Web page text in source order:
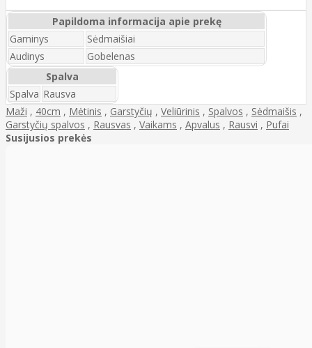
Papildoma informacija apie prekę
Gaminys
Sėdmaišiai
Audinys
Gobelenas
Spalva
Spalva Rausva
Maži , 40cm , Mėtinis , Garstyčių , Veliūrinis , Spalvos , Sėdmaišis ,
Garstyčių spalvos , Rausvas , Vaikams , Apvalus , Rausvi , Pufai
Susijusios prekės